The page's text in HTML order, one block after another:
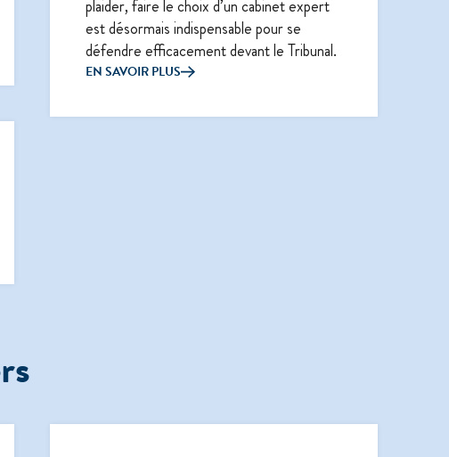
plaider, faire le choix d’un cabinet expert
est désormais indispensable pour se
défendre efficacement devant le Tribunal.
EN SAVOIR PLUS